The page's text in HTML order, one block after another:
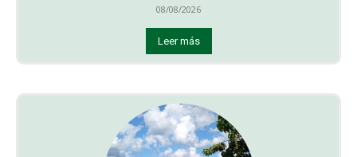
08/08/2026
Leer más